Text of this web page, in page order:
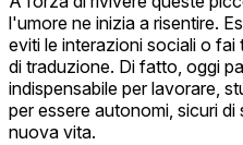
l'umore ne inizia a risentire.
eviti le interazioni sociali o
di traduzione. Di fatto, oggi
indispensabile per lavorare,
per essere autonomi, sicuri
nuova vita.